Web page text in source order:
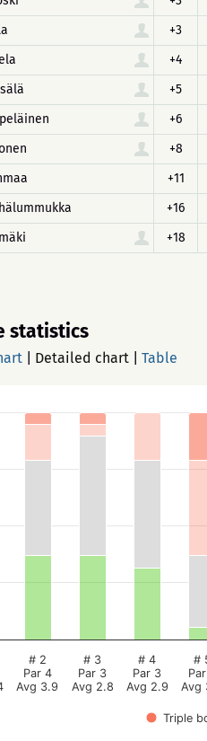
+3
+4
+5
+6
+8
+11
+16
+18
statistics
Detailed chart Table
Triple
# 2
Par 4
Avg 3.9
# 3
Par 3
Avg 2.8
# 4
Par 3
Avg 2.9
#
Avg